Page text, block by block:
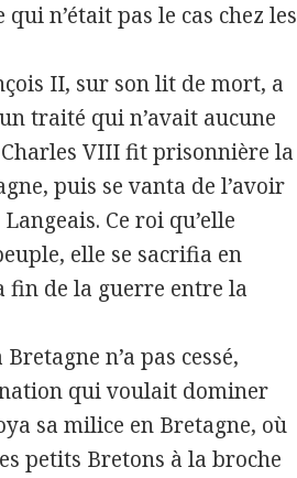
n’était pas le cas chez les
II, sur son lit de mort, a
traité qui n’avait aucune
VIII fit prisonnière la
puis se vanta de l’avoir
Ce roi qu’elle
elle se sacrifia en
fin de la guerre entre la
n’a pas cessé,
qui voulait dominer
sa milice en Bretagne, où
petits Bretons à la broche